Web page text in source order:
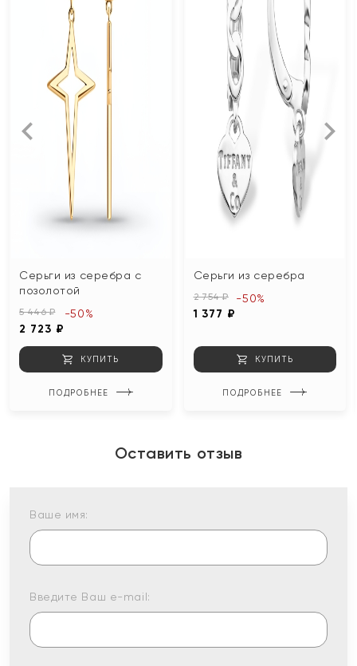
Серьги из серебра с
позолотой
5 446 ₽
2 723 ₽
-50%
КУПИТЬ
ПОДРОБНЕЕ
Серьги из серебра
2 754 ₽
1 377 ₽
-50%
КУПИТЬ
ПОДРОБНЕЕ
Оставить отзыв
Ваше имя:
Введите Ваш e-mail: